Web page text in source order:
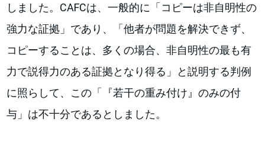
しました。CAFCは、一般的に「コピーは非自明性の
強力な証拠」であり、「他者が問題を解決できず、
コピーすることは、多くの場合、非自明性の最も有
力で説得力のある証拠となり得る」と説明する判例
に照らして、この「『若干の重み付け』のみの付
与」は不十分であるとしました。